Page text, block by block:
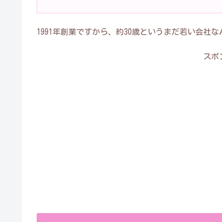
1991年創業ですから、約30歳というまだ若い会社な
スポ